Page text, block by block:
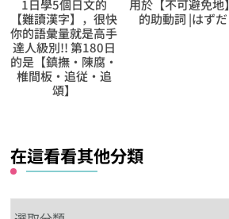
用於【不可避免地】
的助動詞 |はずだ
向更仔細的動作描述
邁進!【打ち興じ
る】、以【興じる】
在這看看其他分類